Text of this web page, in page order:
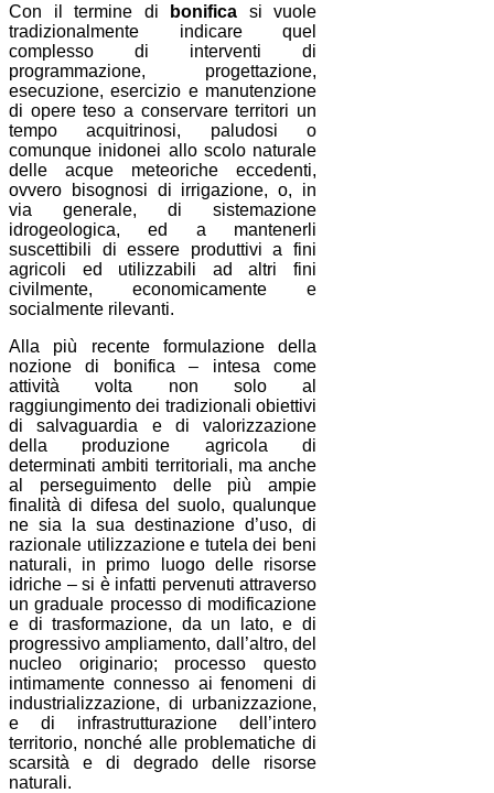
Con il termine di bonifica si vuole
tradizionalmente indicare quel
complesso di interventi di
programmazione, progettazione,
esecuzione, esercizio e manutenzione
di opere teso a conservare territori un
tempo acquitrinosi, paludosi o
comunque inidonei allo scolo naturale
delle acque meteoriche eccedenti,
ovvero bisognosi di irrigazione, o, in
via generale, di sistemazione
idrogeologica, ed a mantenerli
suscettibili di essere produttivi a fini
agricoli ed utilizzabili ad altri fini
civilmente, economicamente e
socialmente rilevanti.
Alla più recente formulazione della
nozione di bonifica – intesa come
attività volta non solo al
raggiungimento dei tradizionali obiettivi
di salvaguardia e di valorizzazione
della produzione agricola di
determinati ambiti territoriali, ma anche
al perseguimento delle più ampie
finalità di difesa del suolo, qualunque
ne sia la sua destinazione d’uso, di
razionale utilizzazione e tutela dei beni
naturali, in primo luogo delle risorse
idriche – si è infatti pervenuti attraverso
un graduale processo di modificazione
e di trasformazione, da un lato, e di
progressivo ampliamento, dall’altro, del
nucleo originario; processo questo
intimamente connesso ai fenomeni di
industrializzazione, di urbanizzazione,
e di infrastrutturazione dell’intero
territorio, nonché alle problematiche di
scarsità e di degrado delle risorse
naturali.